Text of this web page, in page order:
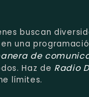
buscan
una
de
Haz de Radio
límites.